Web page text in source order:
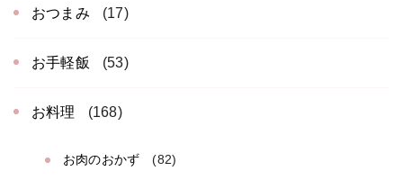
おつまみ (17)
お手軽飯 (53)
お料理 (168)
お肉のおかず (82)